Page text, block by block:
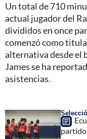
Un total de 710
actual jugador del
divididos en once
comenzó como
alternativa desde el
James se ha
asistencias.
partido